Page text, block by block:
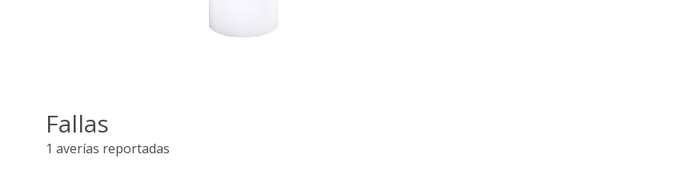
Fallas
1 averías reportadas